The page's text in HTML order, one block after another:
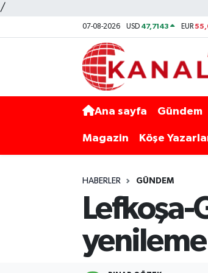
/
07-08-2026 USD 47,7143 EUR
Ana sayfa Gündem
Magazin Köşe
HABERLER GÜNDEM
yenileme